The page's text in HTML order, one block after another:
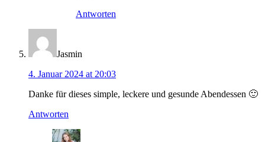
Antworten
Jasmin
4. Januar 2024 at 20:03
Danke für dieses simple, leckere und gesunde Abendessen 🙂
Antworten